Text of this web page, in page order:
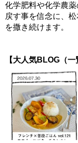
化学肥料や化学農
戻す事を信念に、
を撒き続けます。
【大人気BLOG（